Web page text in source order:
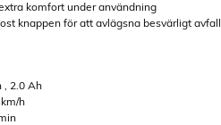
komfort under användning
knappen för att avlägsna besvärligt avfall
, 2.0 Ah
h